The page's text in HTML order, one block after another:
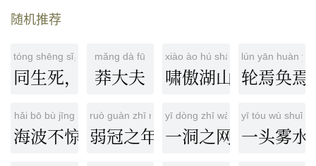
随机推荐
tóng shēng sǐ，gòng cún wáng
同生死，共存亡
mǎng dà fū
莽大夫
xiào ào hú shān
啸傲湖山
lún yān huàn
轮焉奂焉
hǎi bō bù jīng
海波不惊
ruò guàn zhī nián
弱冠之年
yī dòng zhī wǎng
一洞之网
yī tóu wù shuǐ
一头雾水